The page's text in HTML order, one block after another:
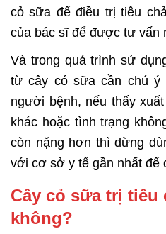
cỏ sữa để điều trị tiêu
của bác sĩ để được tư vấn
Và trong quá trình sử
từ cây có sữa cần chú ý
người bệnh, nếu thấy
khác hoặc tình trạng
còn nặng hơn thì dừng
với cơ sở y tế gần nhất để
Cây cỏ sữa trị tiêu
không?